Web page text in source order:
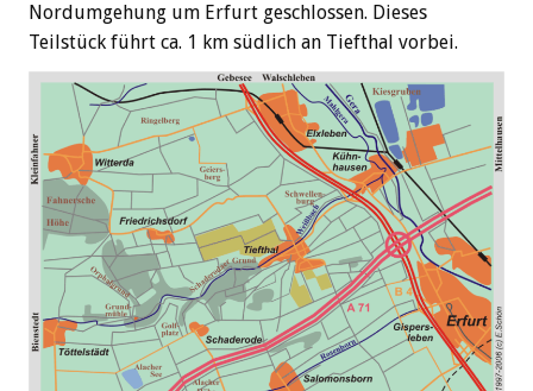
Nordumgehung um Erfurt geschlossen. Dieses
Teilstück führt ca. 1 km südlich an Tiefthal vorbei.